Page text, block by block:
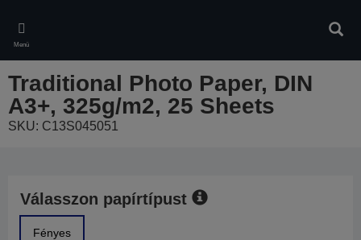
main
content
Menü
Traditional Photo Paper, DIN
A3+, 325g/m2, 25 Sheets
SKU: C13S045051
Válasszon papírtípust
Fényes